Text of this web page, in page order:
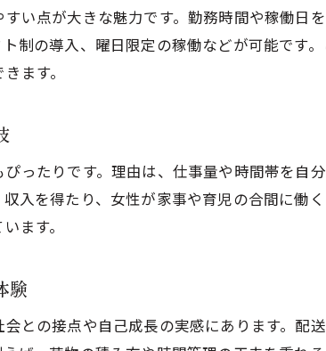
未経験から軽貨物に挑戦する際の心構え
軽貨物ドライバーの仕事を始める具体的ステ
安心して踏み出す軽貨物の第一歩のポイント
い点が大きな魅力です。勤務時間や稼働日
制の導入、曜日限定の稼働などが可能です
ます。
ったりです。理由は、仕事量や時間帯を自
入を得たり、女性が家事や育児の合間に働
ます。
験
との接点や自己成長の実感にあります。配